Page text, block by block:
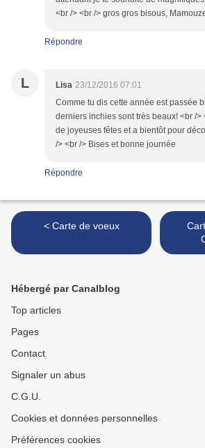
<br /> <br /> gros gros bisous,
Répondre
L Lisa 23/12/2016 07:01
Comme tu dis cette année est passée
derniers inchies sont très beaux! <br />
de joyeuses fêtes et a bientôt pour
/> <br /> Bises et bonne journée
Répondre
< Carte de voeux
Hébergé par Canalblog
Top articles
Pages
Contact
Signaler un abus
C.G.U.
Cookies et données personnelles
Préférences cookies